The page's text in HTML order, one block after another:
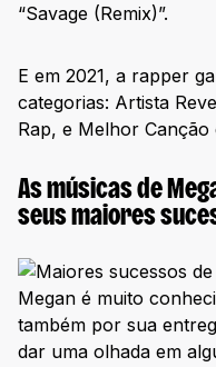
“Savage (Remix)”.
E em 2021, a rapper
categorias: Artista
Rap, e Melhor Canção
As músicas de
seus maiores
Megan é muito
também por sua
dar uma olhada em